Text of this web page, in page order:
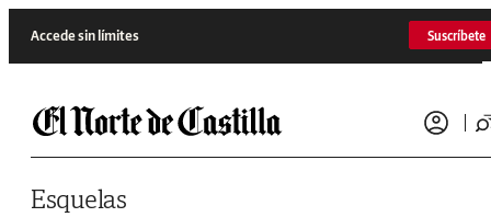
Accede sin límites Suscríbete
Esquelas